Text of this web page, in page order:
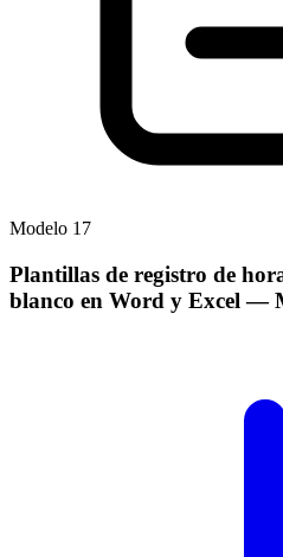
Modelo 17
Plantillas de registro de
blanco en Word y Excel —